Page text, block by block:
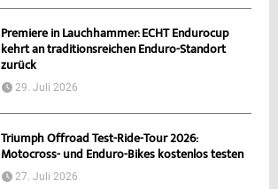
Premiere in Lauchhammer: ECHT Endurocup
kehrt an traditionsreichen Enduro-Standort
zurück
29. Juli 2026
Triumph Offroad Test-Ride-Tour 2026:
Motocross- und Enduro-Bikes kostenlos testen
27. Juli 2026